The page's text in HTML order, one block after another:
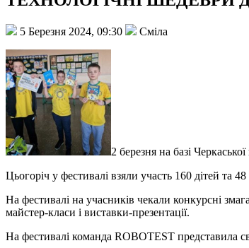
5 Березня 2024, 09:30 Сміла
2 березня на базі
Цьогоріч у фестивалі взяли участь 160 дітей та
На фестивалі на учасників чекали конкурсні
майстер-класи і виставки-презентації.
На фестивалі команда ROBOTEST представила